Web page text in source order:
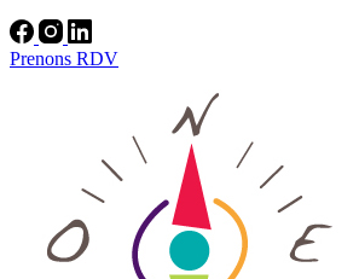
Prenons RDV